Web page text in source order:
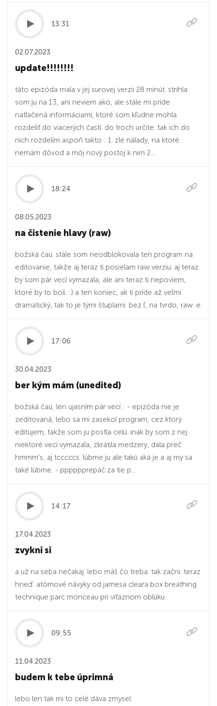
13:31
02.07.2023
update!!!!!!!!
táto epizóda mala v jej surovej verzii 28 minút. strihla
som ju na 13, ani neviem ako, ale stále mi príde
natlačená informáciami, ktoré som kľudne mohla
rozdeliť do viacerých častí. do troch určite. tak ich do
nich rozdelím aspoň takto : 1. zlé nálady, na ktoré
nemám dôvod a môj nový postoj k nim 2...
18:24
08.05.2023
na čistenie hlavy (raw)
božská čau. stále som neodblokovala ten program na
editovanie, takže aj teraz ti posielam raw verziu. aj teraz
by som pár vecí vymazala, ale ani teraz ti nepoviem,
ktoré by to boli. :) a ten koniec, ak ti príde až veľmi
dramatický, tak to je tými štuplami. bez ľ, na tvrdo, raw. e.
17:06
30.04.2023
ber kým mám (unedited)
božská čau, len ujasním pár vecí : - epizóda nie je
zeditovaná, lebo sa mi zasekol program, cez ktorý
editujem, takže som ju postla celú. inak by som z nej
niektoré veci vymazala, zkrátila medzery, dala preč
hmmm's, aj tcccccs. lúbme ju ale takú aká je a aj my sa
také lúbme. - pppppprepáč za tie p...
14:17
17.04.2023
zvykni si
a už na seba nečakaj. lebo máš čo treba. tak začni. teraz
hneď. atómové návyky od jamesa cleara box breathing
technique parc monceau pri víťaznom oblúku
09:55
11.04.2023
budem k tebe úprimná
lebo len tak mi to celé dáva zmysel.